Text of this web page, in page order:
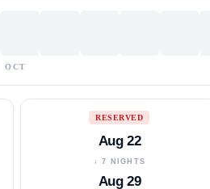
OCT
RESERVED
Aug 22
↓ 7 NIGHTS
Aug 29